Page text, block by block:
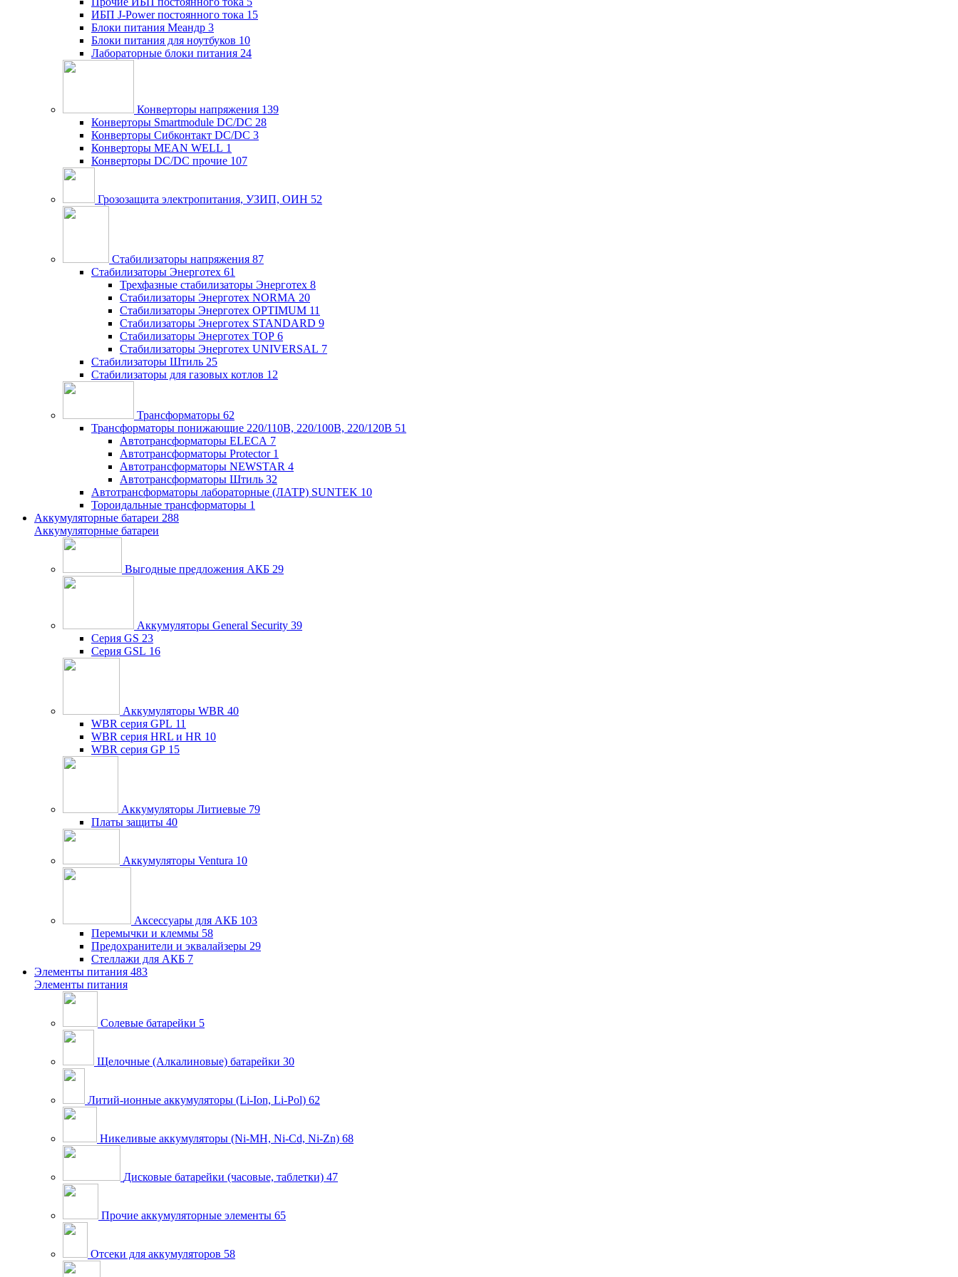
ИБП J-Power постоянного тока 15
Блоки питания Меандр 3
Блоки питания для ноутбуков 10
Лабораторные блоки питания 24
Конверторы напряжения 139
Конверторы Smartmodule DC/DC 28
Конверторы Сибконтакт DC/DC 3
Конверторы MEAN WELL 1
Конверторы DC/DC прочие 107
Грозозащита электропитания, УЗИП, ОИН 52
Стабилизаторы напряжения 87
Стабилизаторы Энерготех 61
Трехфазные стабилизаторы Энерготех 8
Стабилизаторы Энерготех NORMA 20
Стабилизаторы Энерготех OPTIMUM 11
Стабилизаторы Энерготех STANDARD 9
Стабилизаторы Энерготех TOP 6
Стабилизаторы Энерготех UNIVERSAL 7
Стабилизаторы Штиль 25
Стабилизаторы для газовых котлов 12
Трансформаторы 62
Трансформаторы понижающие 220/110В, 220/100В, 220/120В 51
Автотрансформаторы ELECA 7
Автотрансформаторы Protector 1
Автотрансформаторы NEWSTAR 4
Автотрансформаторы Штиль 32
Автотрансформаторы лабораторные (ЛАТР) SUNTEK 10
Тороидальные трансформаторы 1
Аккумуляторные батареи 288
Аккумуляторные батареи
Выгодные предложения АКБ 29
Аккумуляторы General Security 39
Серия GS 23
Серия GSL 16
Аккумуляторы WBR 40
WBR серия GPL 11
WBR серия HRL и HR 10
WBR серия GP 15
Аккумуляторы Литиевые 79
Платы защиты 40
Аккумуляторы Ventura 10
Аксессуары для АКБ 103
Перемычки и клеммы 58
Предохранители и эквалайзеры 29
Стеллажи для АКБ 7
Элементы питания 483
Элементы питания
Солевые батарейки 5
Щелочные (Алкалиновые) батарейки 30
Литий-ионные аккумуляторы (Li-Ion, Li-Pol) 62
Никеливые аккумуляторы (Ni-MH, Ni-Cd, Ni-Zn) 68
Дисковые батарейки (часовые, таблетки) 47
Прочие аккумуляторные элементы 65
Отсеки для аккумуляторов 58